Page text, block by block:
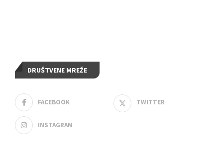
DRUŠTVENE MREŽE
FACEBOOK TWITTER
INSTAGRAM